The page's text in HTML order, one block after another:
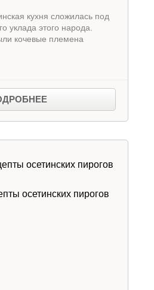
кухня сложилась под
уклада этого народа.
кочевые племена
осетинских пирогов